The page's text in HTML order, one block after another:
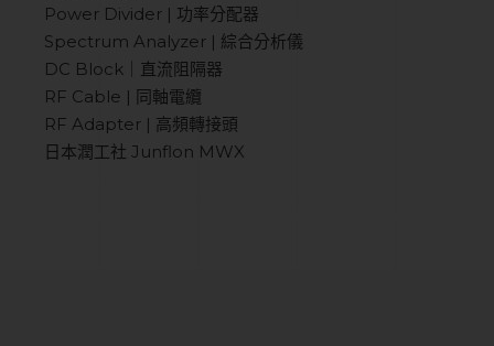
Power Divider | 功率分配器
Spectrum Analyzer | 綜合分析儀
DC Block｜直流阻隔器
RF Cable | 同軸電纜
RF Adapter | 高頻轉接頭
日本潤工社 Junflon MWX